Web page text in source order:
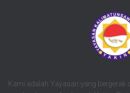
Kami adalah Yayasan yang bergerak